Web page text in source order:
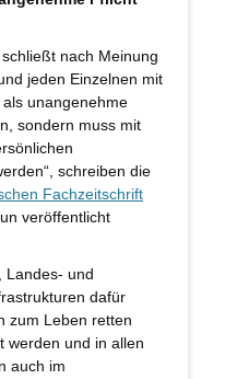
nach Meinung
jeden Einzelnen mit
unangenehme
sondern muss mit
schreiben die
Fachzeitschrift
veröffentlicht
Landes- und
dafür
zum Leben retten
werden und in allen
auch im